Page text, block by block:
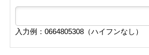
入力例：0664805308（ハイフンなし）